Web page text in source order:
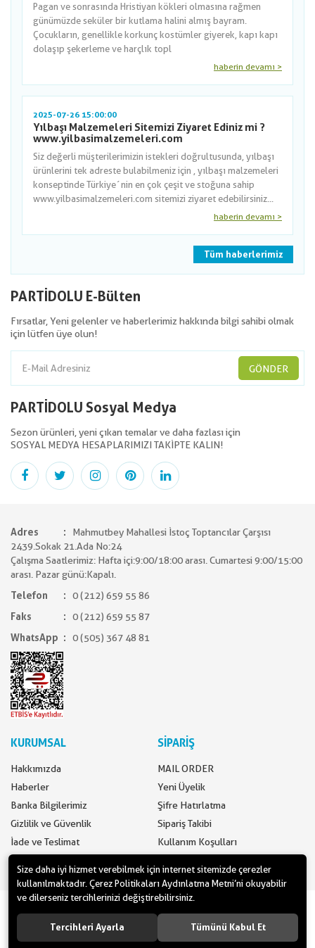
Pagan ve sonrasında Hristiyan kökleri olmasına rağmen
günümüzde seküler bir kutlama halini almış bayram.
Çocukların, genellikle korkunç kostümler giyerek, kapı kapı
dolaşıp şekerleme ve harçlık topl
haberin devamı >
2025-07-26 15:00:00
Yılbaşı Malzemeleri Sitemizi Ziyaret Ediniz mi ?
www.yilbasimalzemeleri.com
Siz değerli müşterilerimizin istekleri doğrultusunda, yılbaşı
ürünlerini tek adreste bulabilmeniz için , yılbaşı malzemeleri
konseptinde Türkiye´nin en çok çeşit ve stoğuna sahip
www.yilbasimalzemeleri.com sitemizi ziyaret edebilirsiniz...
haberin devamı >
Tüm haberlerimiz
PARTİDOLU E-Bülten
Fırsatlar, Yeni gelenler ve haberlerimiz hakkında bilgi sahibi olmak
için lütfen üye olun!
GÖNDER
PARTİDOLU Sosyal Medya
Sezon ürünleri, yeni çıkan temalar ve daha fazlası için
SOSYAL MEDYA HESAPLARIMIZI TAKİPTE KALIN!
Adres
Mahmutbey Mahallesi İstoç Toptancılar Çarşısı
2439.Sokak 21.Ada No:24
Çalışma Saatlerimiz: Hafta içi:9:00/18:00 arası. Cumartesi 9:00/15:00
arası. Pazar günü:Kapalı.
Telefon
0 (212) 659 55 86
Faks
0 (212) 659 55 87
WhatsApp
0 (505) 367 48 81
KURUMSAL
Hakkımızda
Haberler
Banka Bilgilerimiz
Gizlilik ve Güvenlik
İade ve Teslimat
SİPARİŞ
MAIL ORDER
Yeni Üyelik
Şifre Hatırlatma
Sipariş Takibi
Kullanım Koşulları
www.yilbasimalzemeleri.com - www.partidolu.com bir Pandoli Parti
Kuruluşudur. © 2018 Pandoli Parti Malzemeleri Tüm hakları saklıdır.
Size daha iyi hizmet verebilmek için internet sitemizde çerezler
kullanılmaktadır. Çerez Politikaları Aydınlatma Metni’ni okuyabilir
ve dilerseniz tercihlerinizi değiştirebilirsiniz.
Tercihleri Ayarla Tümünü Kabul Et